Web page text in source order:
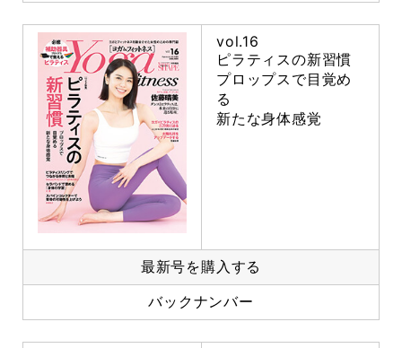
vol.16
ピラティスの新習慣
プロップスで目覚め
る
新たな身体感覚
最新号を購入する
バックナンバー